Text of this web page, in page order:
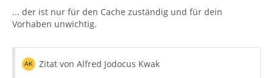
... der ist nur für den Cache zuständig und für dein
Vorhaben unwichtig.
Zitat von Alfred Jodocus Kwak